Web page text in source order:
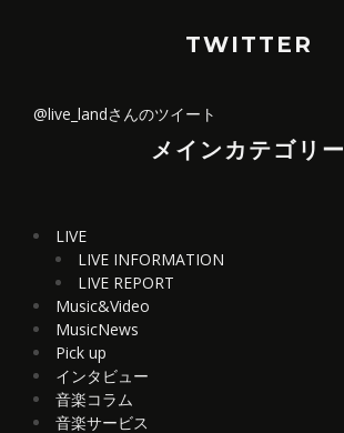
TWITTER
@live_landさんのツイート
メインカテゴリー
LIVE
LIVE INFORMATION
LIVE REPORT
Music&Video
MusicNews
Pick up
インタビュー
音楽コラム
音楽サービス